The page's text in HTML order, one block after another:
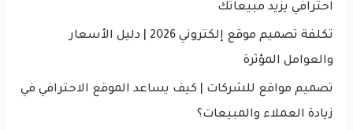
احترافي يزيد مبيعاتك
تكلفة تصميم موقع إلكتروني 2026 | دليل الأسعار
والعوامل المؤثرة
تصميم مواقع للشركات | كيف يساعد الموقع الاحترافي في
زيادة العملاء والمبيعات؟